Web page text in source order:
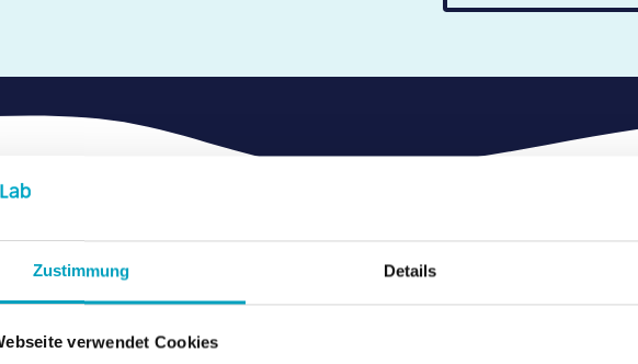
Zustimmung Details
verwendet Cookies
3D Modellierung lernen
mit Delightex (CoSpaces)